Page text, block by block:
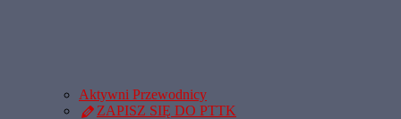
Aktywni Przewodnicy
ZAPISZ SIĘ DO PTTK